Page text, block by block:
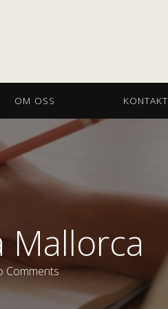
OM OSS KONTAKT
Mallorca
Comments